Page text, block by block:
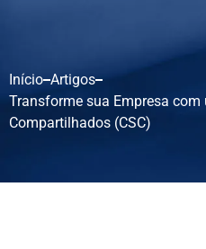
Início Artigos
Transforme sua Empresa com
Compartilhados (CSC)